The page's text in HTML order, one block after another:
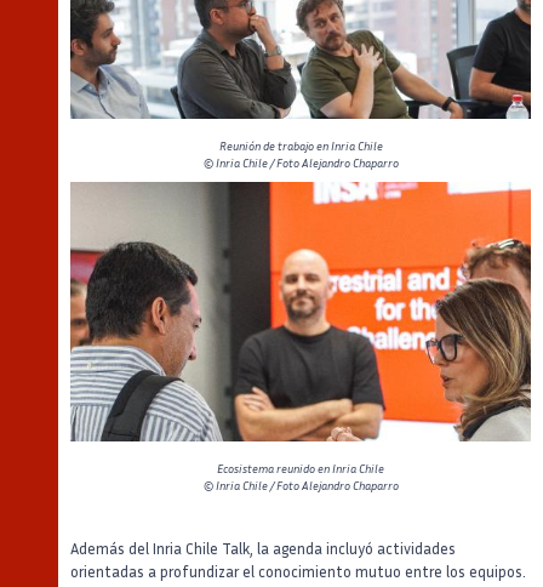
Reunión de trabajo en Inria Chile
© Inria Chile / Foto Alejandro Chaparro
Ecosistema reunido en Inria Chile
© Inria Chile / Foto Alejandro Chaparro
Además del Inria Chile Talk, la agenda incluyó actividades
orientadas a profundizar el conocimiento mutuo entre los equipos.